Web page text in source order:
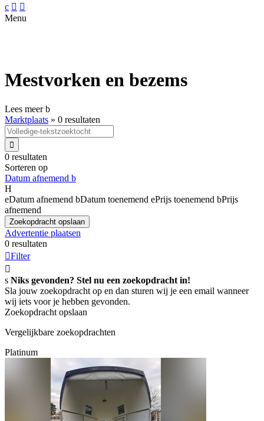
c  
Menu
Mestvorken en bezems
Lees meerb
Marktplaats » 0 resultaten

0 resultaten
Sorteren op
Datum afnemend b
H
eDatum afnemend bDatum toenemend ePrijs toenemend bPrijs
afnemend
Zoekopdracht opslaan
Advertentie plaatsen
0 resultaten
Filter

s Niks gevonden? Stel nu een zoekopdracht in!
Sla jouw zoekopdracht op en dan sturen wij je een email wanneer
wij iets voor je hebben gevonden.
Zoekopdracht opslaan
Vergelijkbare zoekopdrachten
Platinum